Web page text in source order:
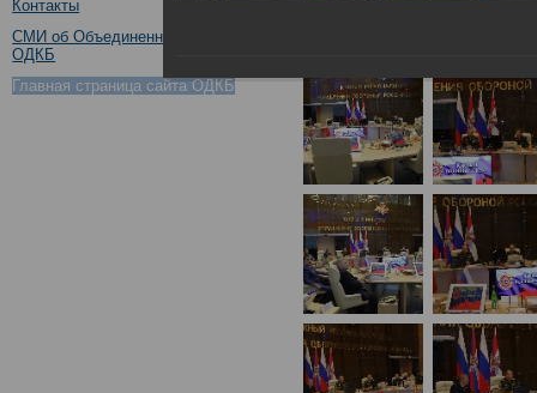
Контакты
СМИ об Объединенном штабе
ОДКБ
Главная страница сайта ОДКБ